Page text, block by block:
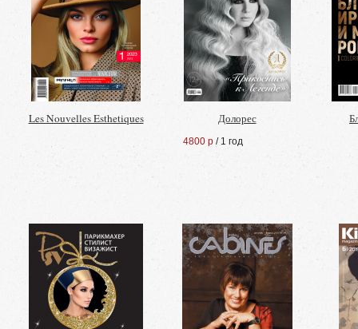
Les Nouvelles Esthetiques Долорес
4800 р / 1 год